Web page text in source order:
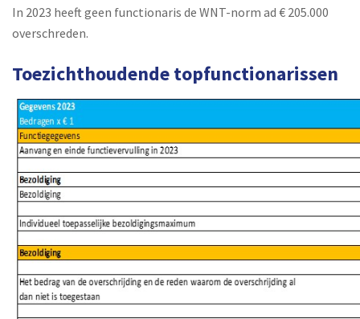
In 2023 heeft geen functionaris de WNT-norm ad € 205.000
overschreden.
Toezichthoudende topfunctionarissen